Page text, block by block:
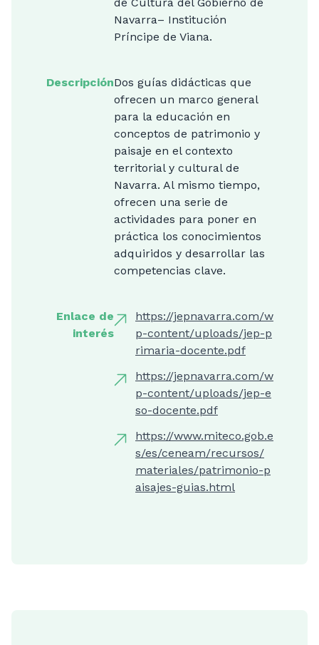
Navarra– Institución
Príncipe de Viana.
DescripciónDos guías didácticas que
ofrecen un marco general
para la educación en
conceptos de patrimonio y
paisaje en el contexto
territorial y cultural de
Navarra. Al mismo tiempo,
ofrecen una serie de
actividades para poner en
práctica los conocimientos
adquiridos y desarrollar las
competencias clave.
Enlace de
interés
https://jepnavarra.com/w
p-content/uploads/jep-p
rimaria-docente.pdf
https://jepnavarra.com/w
p-content/uploads/jep-e
so-docente.pdf
https://www.miteco.gob.e
s/es/ceneam/recursos/
materiales/patrimonio-p
aisajes-guias.html